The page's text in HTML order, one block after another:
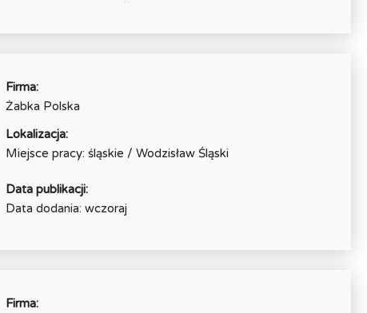
Firma:
Żabka Polska
Lokalizacja:
Miejsce pracy: śląskie / Wodzisław Śląski
Data publikacji:
Data dodania: wczoraj
Firma: